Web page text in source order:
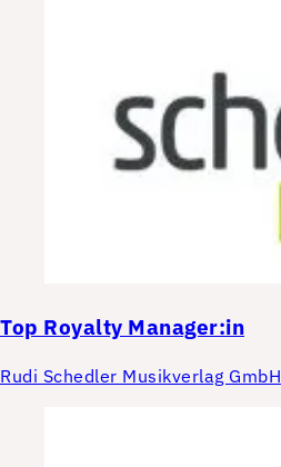
Top Royalty Manager:in
Rudi Schedler Musikverlag GmbH